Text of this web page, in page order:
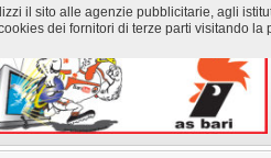
il sito alle agenzie pubblicitarie, agli
dei fornitori di terze parti visitando la